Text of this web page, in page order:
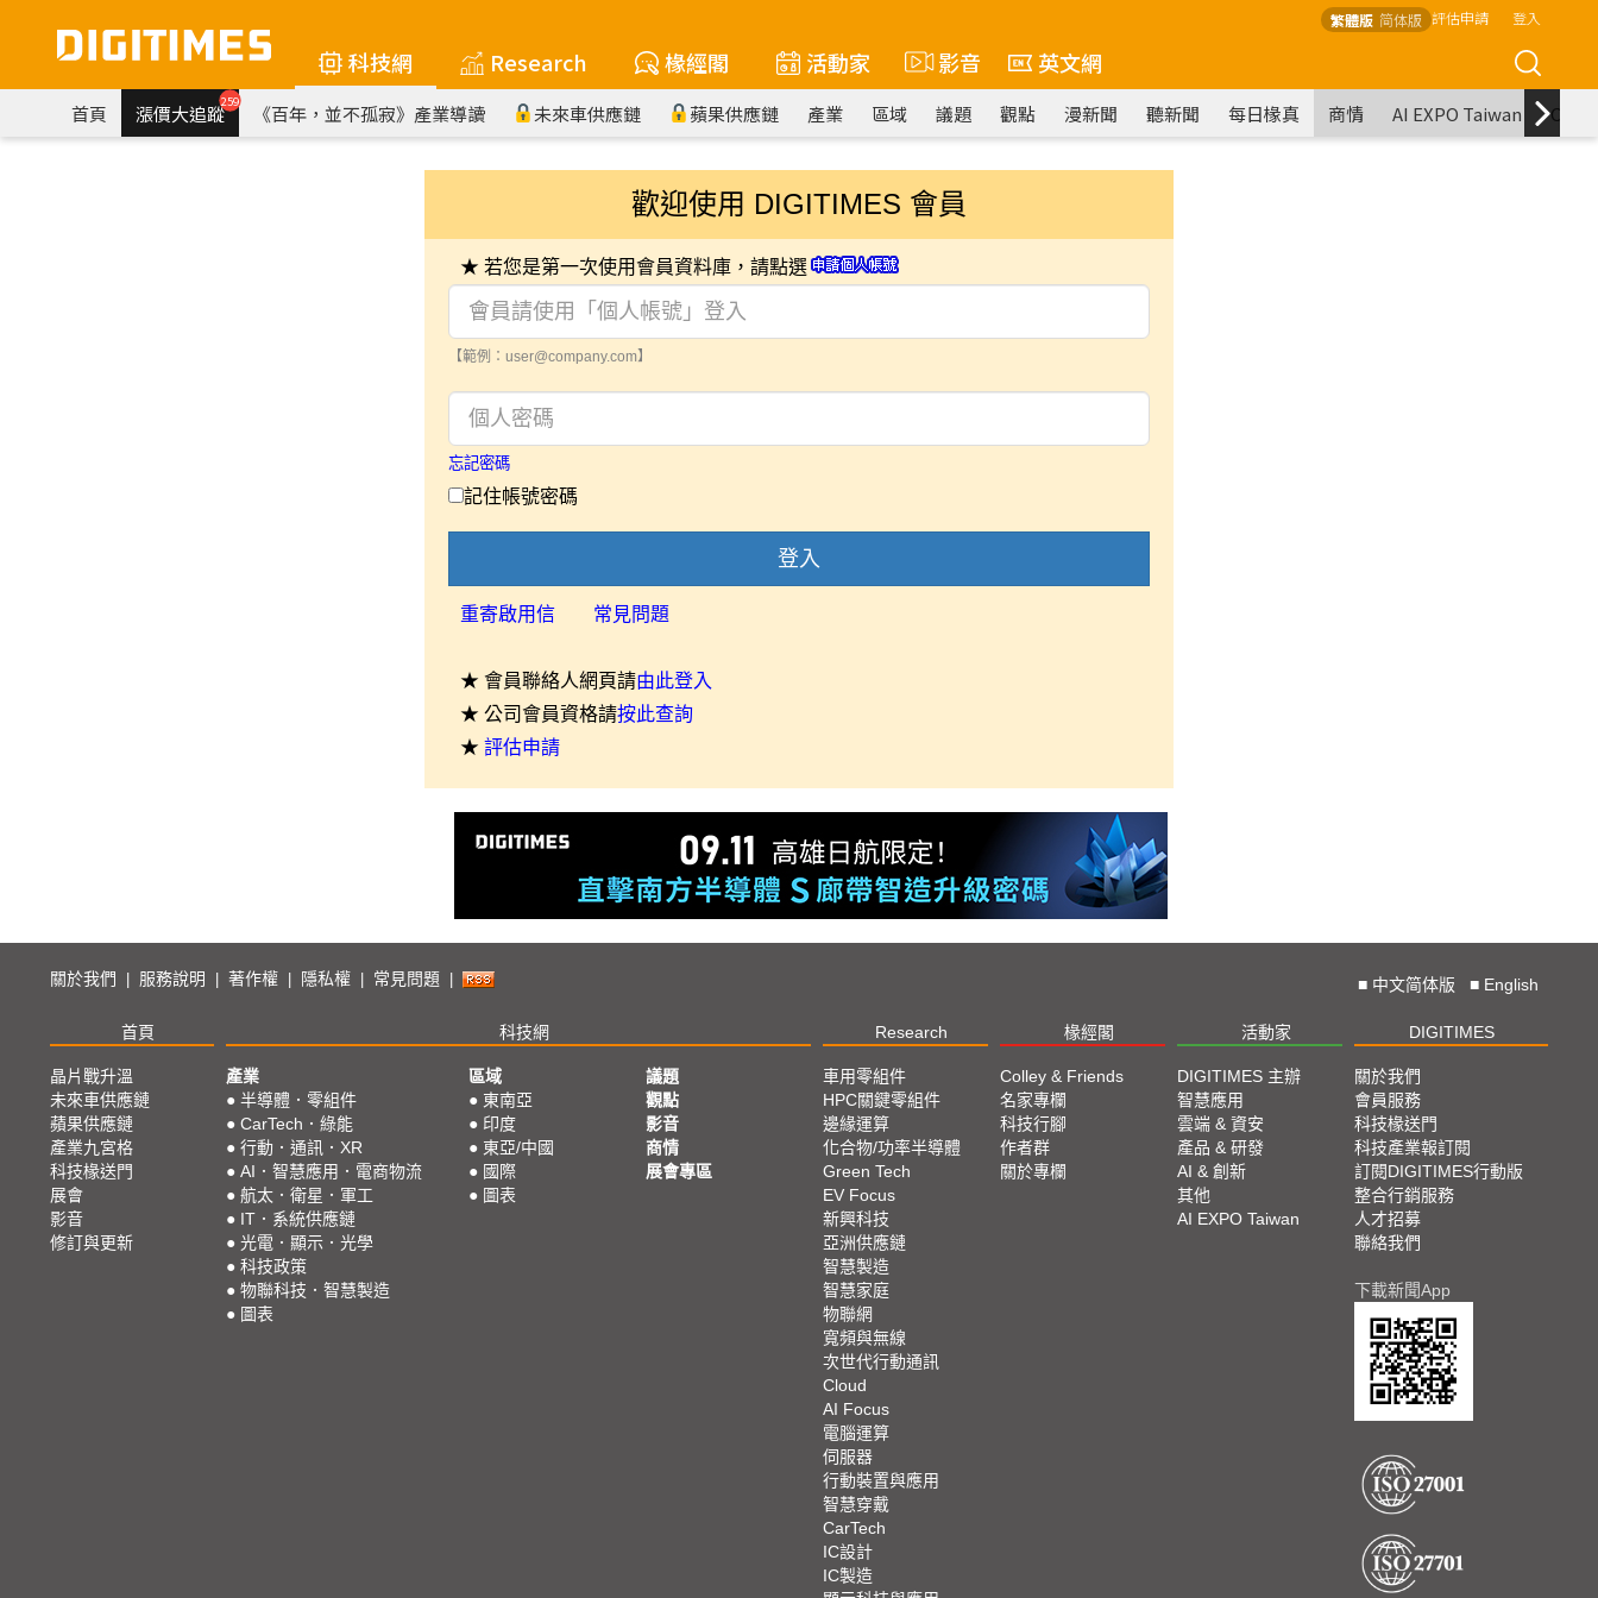
繁體版 简体版 評估申請 登入
科技網 Research 椽經閣 活動家 影音 英文網
首頁 漲價大追蹤259 《百年，並不孤寂》產業導讀 未來車供應鏈 蘋果供應鏈 產業 區域 議題 觀點 漫新聞 聽新聞 每日椽真 商情 AI EXPO Taiwan
歡迎使用 DIGITIMES 會員
★ 若您是第一次使用會員資料庫，請點選
【範例：user@company.com】
忘記密碼
記住帳號密碼
登入
重寄啟用信 常見問題
★ 會員聯絡人網頁請由此登入
★ 公司會員資格請按此查詢
★ 評估申請
關於我們 服務說明 著作權 隱私權 常見問題 ■ 中文简体版 ■ English
首頁 科技網 Research 椽經閣 活動家 DIGITIMES
晶片戰升溫
未來車供應鏈
蘋果供應鏈
產業九宮格
科技椽送門
展會
影音
修訂與更新
產業
● 半導體．零組件
● CarTech．綠能
● 行動．通訊．XR
● AI．智慧應用．電商物流
● 航太．衛星．軍工
● IT．系統供應鏈
● 光電．顯示．光學
● 科技政策
● 物聯科技．智慧製造
● 圖表
區域
● 東南亞
● 印度
● 東亞/中國
● 國際
● 圖表
議題
觀點
影音
商情
展會專區
車用零組件
HPC關鍵零組件
邊緣運算
化合物/功率半導體
Green Tech
EV Focus
新興科技
亞洲供應鏈
智慧製造
智慧家庭
物聯網
寬頻與無線
次世代行動通訊
Cloud
AI Focus
電腦運算
伺服器
行動裝置與應用
智慧穿戴
CarTech
IC設計
IC製造
Colley & Friends
名家專欄
科技行腳
作者群
關於專欄
DIGITIMES 主辦
智慧應用
雲端 & 資安
產品 & 研發
AI & 創新
其他
AI EXPO Taiwan
關於我們
會員服務
科技椽送門
科技產業報訂閱
訂閱DIGITIMES行動版
整合行銷服務
人才招募
聯絡我們
下載新聞App